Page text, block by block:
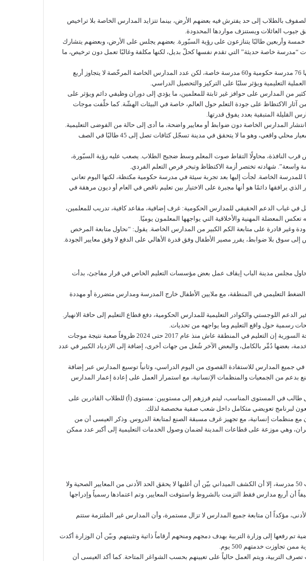
بالطلاب إلى حد يفترش فيه بعضهم الأرض، بينما تتزايد المدارس الخاصة بلا تراخيص
جيوب العائلات ويستنزف مواردها المحدودة.
وأربعين طالبًا يتنازعون على رؤية السبّورة. بعضهم يجلس على الأرض، وبعضهم يتشارك
“مدرسة خاصة حديثة” التي تقدم نفسها كحلّ بديل، لكنها مكلفة وغالبًا تعمل دون ترخيص، ما
تكشف الإحصاءات الرسمية لعام 2024 حجم الأزمة التعليمية في مدينة الباب، حيث يبلغ عدد المدارس 136 مدرسة، منها 76 مدرسة حكومية و60 مدرسة خاصة، لكن عدد المدارس الخاصة المرخّصة لا يتجاوز أربع
من المدارس على حوافز غير ثابتة للمعلمين، ما يؤدي إلى دوران وظيفي دائم ويؤثر على
من آثار الاكتظاظ على جودة التعلم حول العالم، خاصة في البيئات الهشّة. كما خلّفت موجات
المدارس الخاصة دون ضوابط أو معايير واضحة، ما أدى إلى حالة من الفوضى التعليمية.
ورغم أن معايير INEE للتعليم في الطوارئ لا تفرض رقمًا عالميًا لحجم الصف، إلا أنها تشدد على ضرورة الاعتماد على معيار محلي واقعي، وهو ما لا يتحقق في مدينة تسجّل كثافات تصل إلى 45 طالبًا في الصف
النافذة، محاولًا التقاط صوت المعلم وسط ضجيج الطلاب. يصعب عليه رؤية السبّورة،
شهادته تختصر أزمة الاكتظاظ وتبخر فرص التعلم الفردي.
الخاصة. لجأت إليها بعد تجربة سيئة في مدرسة حكومية مكتظة، لكنها اليوم تعاني
يرافقها دائمًا هو أنها مجبرة على الاختيار بين تعليم ناقص في العام أو ديون مرهقة في
غياب الدعم الحقيقي للمدارس الحكومية: غرف إضافية، مقاعد كافية، تدريب للمعلمين،
المهنية والأخلاقية التي يواجهها المعلمون يوميًا.
وغير قادرة على متابعة الكم الكبير من المدارس الخاصة. يقول: “نحاول متابعة المرخص
سوق بلا ضوابط، يقرر مصير الأطفال وفق قدرة الأهالي على الدفع لا وفق معايير الجودة.
كان التعليم في سوريا مجانيًا ومركزياً، وتواجد المدارس الخاصة كان محدودًا. لكن منذ عام 2019، حين حاول مجلس مدينة الباب إيقاف عمل بعض مؤسسات التعليم الخاص في قرار مفاجئ، بدأت
التعليمي في المنطقة، مع ملايين الأطفال خارج المدرسة ومدارس متضررة أو مهددة
اللوجستي والكوادر التعليمية للمدارس الحكومية، دفع قطاع التعليم إلى حافة الانهيار.
رسمية حول واقع التعليم وما يواجهه من تحديات.
وقال الأستاذ عبد العزيز العيسى، مسؤول التعليم الأساسي في المجمع التربوي بمدينة الباب، في تصريح لوكالة الصحافة السورية إن التعليم في المنطقة عاش منذ عام 2017 حتى 2024 ظروفاً صعبة نتيجة موجات
بعضها دُمِّر بالكامل، والبعض الآخر شُغل من جهات أخرى، إضافة إلى الازدياد الكبير في عدد
جميع المدارس للاستفادة القصوى من اليوم الدراسي، وثانياً توسيع المدارس عبر إضافة
من الجمعيات والمنظمات الإنسانية، مع استمرار العمل على إعادة إعمار المدارس
كل طالب في المستوى المناسب، ليتم فرزهم إلى مستويين: مستوى (أ) للطلاب القادرين على
لبرنامج تعويضي متكامل داخل شعب صفية مخصصة لذلك.
مع منظمات إنسانية، مع تجهيز غرف مسبقة الصنع لمتابعة الدروس. وذكر العيسى أن من
وهي موزعة على قطاعات المدينة لضمان وصول الخدمات التعليمية إلى أكبر عدد ممكن
وتابع الأستاذ عبد العزيز العيسى حديثه متطرقاً إلى موضوع المدارس الخاصة في مدينة الباب، موضحاً أن عددها يقارب 50 مدرسة، إلا أن الكشف الميداني بيّن أن أغلبها لا يحقق الحد الأدنى من المعايير الصحية ولا
أن أربع مدارس فقط التزمت بالشروط واستوفت المعايير، وتم اعتمادها رسمياً وإدراجها
مؤكداً أن متابعة جميع المدارس لا تزال مستمرة، وأن المدارس غير الملتزمة ستتم
تم رفعها إلى وزارة التربية بهدف دمجهم ومنحهم أرقاماً ذاتية وتثبيتهم. وبيّن أن الوزارة أكدت
خدمتهم 500 يوم.
التربية، ويتم العمل حالياً على تعيينهم بحسب الشواغر المتاحة. كما أكد العيسى أن